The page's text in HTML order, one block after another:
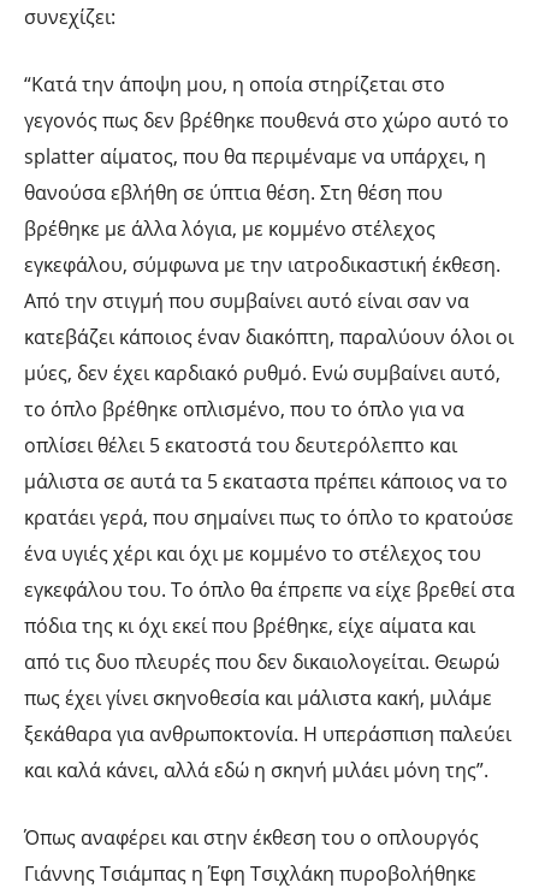
συνεχίζει:
“Κατά την άποψη μου, η οποία στηρίζεται στο
γεγονός πως δεν βρέθηκε πουθενά στο χώρο αυτό το
splatter αίματος, που θα περιμέναμε να υπάρχει, η
θανούσα εβλήθη σε ύπτια θέση. Στη θέση που
βρέθηκε με άλλα λόγια, με κομμένο στέλεχος
εγκεφάλου, σύμφωνα με την ιατροδικαστική έκθεση.
Από την στιγμή που συμβαίνει αυτό είναι σαν να
κατεβάζει κάποιος έναν διακόπτη, παραλύουν όλοι οι
μύες, δεν έχει καρδιακό ρυθμό. Ενώ συμβαίνει αυτό,
το όπλο βρέθηκε οπλισμένο, που το όπλο για να
οπλίσει θέλει 5 εκατοστά του δευτερόλεπτο και
μάλιστα σε αυτά τα 5 εκαταστα πρέπει κάποιος να το
κρατάει γερά, που σημαίνει πως το όπλο το κρατούσε
ένα υγιές χέρι και όχι με κομμένο το στέλεχος του
εγκεφάλου του. Το όπλο θα έπρεπε να είχε βρεθεί στα
πόδια της κι όχι εκεί που βρέθηκε, είχε αίματα και
από τις δυο πλευρές που δεν δικαιολογείται. Θεωρώ
πως έχει γίνει σκηνοθεσία και μάλιστα κακή, μιλάμε
ξεκάθαρα για ανθρωποκτονία. Η υπεράσπιση παλεύει
και καλά κάνει, αλλά εδώ η σκηνή μιλάει μόνη της”.
Όπως αναφέρει και στην έκθεση του ο οπλουργός
Γιάννης Τσιάμπας η Έφη Τσιχλάκη πυροβολήθηκε